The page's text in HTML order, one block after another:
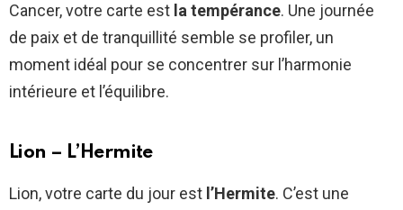
Cancer, votre carte est la tempérance. Une journée
de paix et de tranquillité semble se profiler, un
moment idéal pour se concentrer sur l’harmonie
intérieure et l’équilibre.
Lion – L’Hermite
Lion, votre carte du jour est l’Hermite. C’est une